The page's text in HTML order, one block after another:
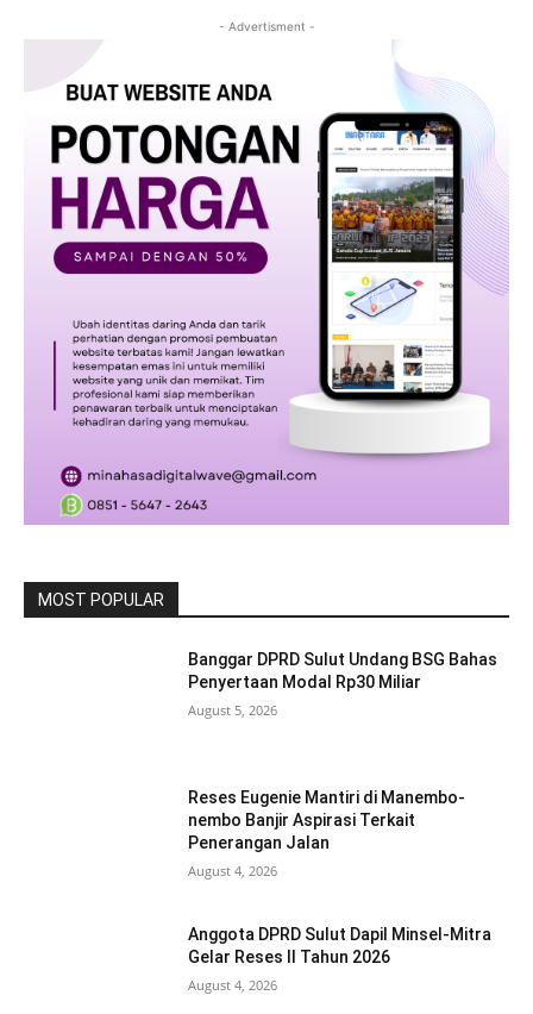
- Advertisment -
MOST POPULAR
Banggar DPRD Sulut Undang BSG Bahas
Penyertaan Modal Rp30 Miliar
August 5, 2026
Reses Eugenie Mantiri di Manembo-
nembo Banjir Aspirasi Terkait
Penerangan Jalan
August 4, 2026
Anggota DPRD Sulut Dapil Minsel-Mitra
Gelar Reses II Tahun 2026
August 4, 2026